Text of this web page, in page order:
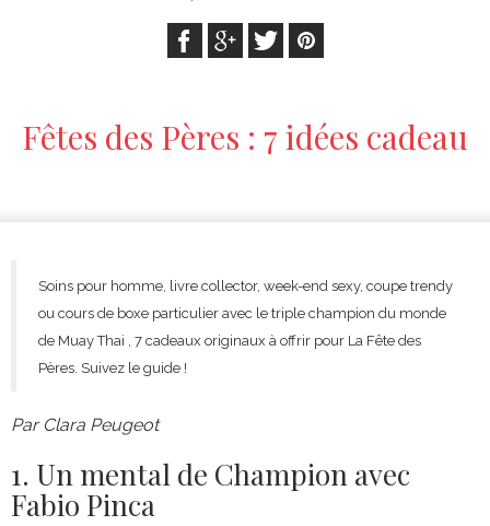
Fêtes des Pères : 7 idées cadeau
Soins pour homme, livre collector, week-end sexy, coupe trendy
ou cours de boxe particulier avec le triple champion du monde
de Muay Thai , 7 cadeaux originaux à offrir pour La Fête des
Pères. Suivez le guide !
Par Clara Peugeot
1. Un mental de Champion avec
Fabio Pinca